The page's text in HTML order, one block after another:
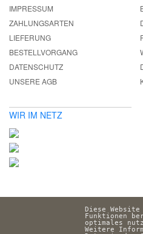
IMPRESSUM
ZAHLUNGSARTEN
LIEFERUNG
BESTELLVORGANG
DATENSCHUTZ
UNSERE AGB
WIR IM NETZ
Diese
Funktionen
optimales
Weitere